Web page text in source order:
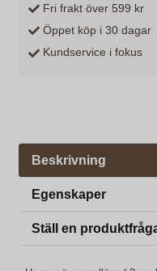
Fri frakt över 599 kr
Öppet köp i 30 dagar
Kundservice i fokus
Beskrivning
Egenskaper
Ställ en